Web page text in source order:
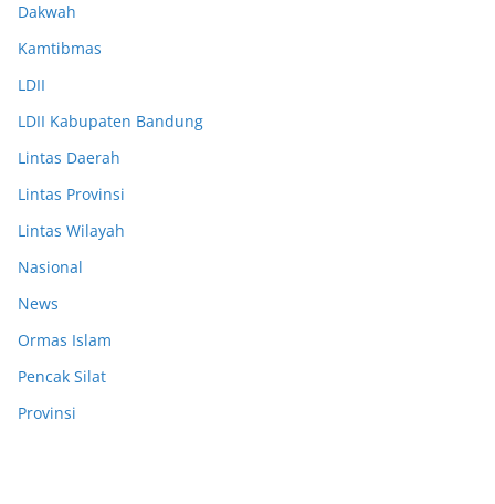
Dakwah
Kamtibmas
LDII
LDII Kabupaten Bandung
Lintas Daerah
Lintas Provinsi
Lintas Wilayah
Nasional
News
Ormas Islam
Pencak Silat
Provinsi